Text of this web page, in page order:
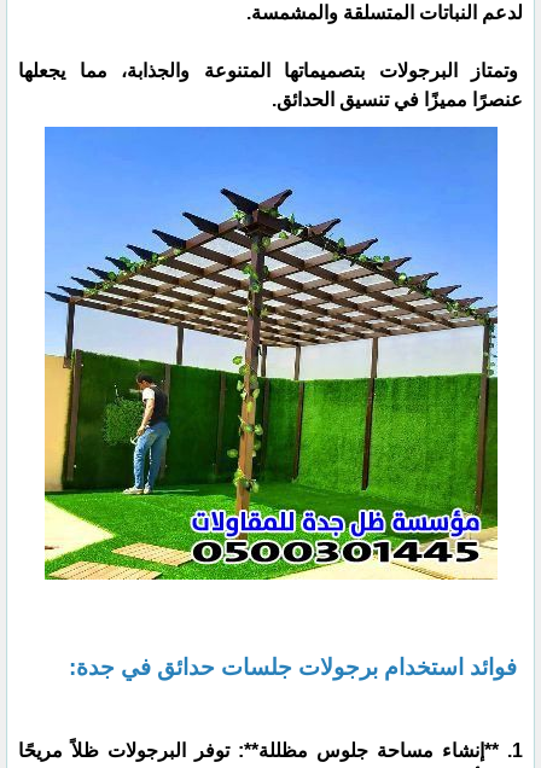
لدعم النباتات المتسلقة والمشمسة.
وتمتاز البرجولات بتصميماتها المتنوعة والجذابة، مما يجعلها
عنصرًا مميزًا في تنسيق الحدائق.
فوائد استخدام برجولات جلسات حدائق في جدة:
1. **إنشاء مساحة جلوس مظللة**: توفر البرجولات ظلاً مريحًا